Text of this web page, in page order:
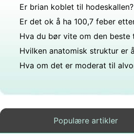
Er brian koblet til hodeskallen?
Populære artikler